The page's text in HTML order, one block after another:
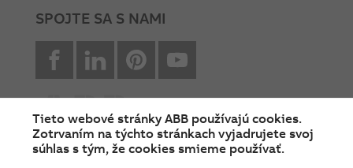
SPOJTE SA S NAMI
facebookLinkedin Pinterest
Tieto webové stránky ABB používajú cookies.
Zotrvaním na týchto stránkach vyjadrujete svoj
súhlas s tým, že cookies smieme používať.